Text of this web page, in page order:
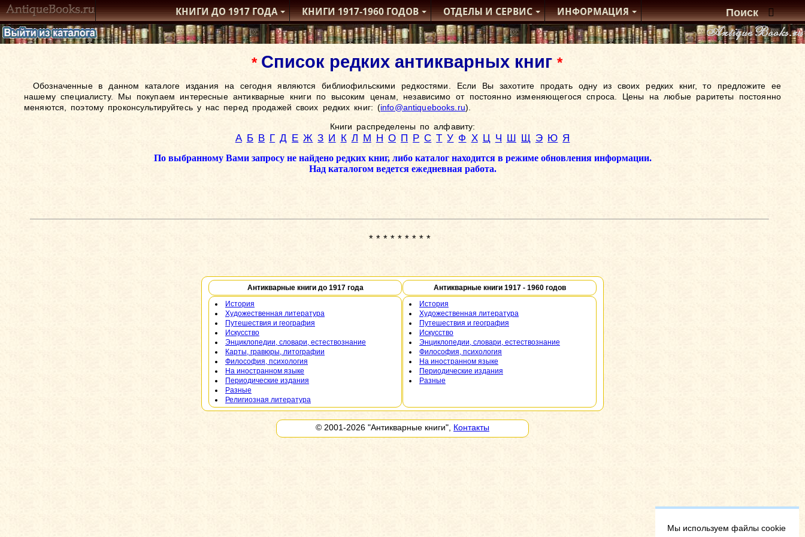
КНИГИ ДО 1917ГОДА КНИГИ1917-1960ГОДОВ ОТДЕЛЫИ СЕРВИС ИНФОРМАЦИЯ
* Список редких антикварных книг *
Обозначенные в данном каталоге издания на сегодня являются библиофильскими редкостями. Если Вы захотите продать одну из своих редких книг, то предложите ее
нашему специалисту. Мы покупаем интересные антикварные книги по высоким ценам, независимо от постоянно изменяющегося спроса. Цены на любые раритеты постоянно
меняются, поэтому проконсультируйтесь у нас перед продажей своих редких книг: (info@antiquebooks.ru).
Книги распределены по алфавиту:
А Б В Г Д Е Ж З И К Л М Н О П Р С Т У Ф Х Ц Ч Ш Щ Э Ю Я
По выбранному Вами запросу не найдено редких книг, либо каталог находится в режиме обновления информации.
Над каталогом ведется ежедневная работа.
* * * * * * * * *
Антикварные книги до 1917 года
Антикварные книги 1917 - 1960 годов
История
Художественная литература
Путешествия и география
Искусство
Энциклопедии, словари, естествознание
Карты, гравюры, литографии
Философия, психология
На иностранном языке
Периодические издания
Разные
Религиозная литература
История
Художественная литература
Путешествия и география
Искусство
Энциклопедии, словари, естествознание
Философия, психология
На иностранном языке
Периодические издания
Разные
© 2001-2026 "Антикварные книги" Контакты
Мы используем файлы cookie